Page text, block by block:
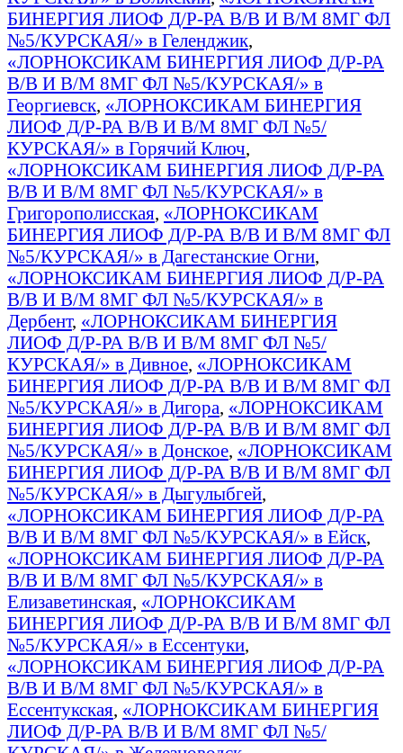
БИНЕРГИЯ ЛИОФ Д/Р-РА В/В И В/М 8МГ ФЛ
№5/КУРСКАЯ/» в Геленджик,
«ЛОРНОКСИКАМ БИНЕРГИЯ ЛИОФ Д/Р-РА
В/В И В/М 8МГ ФЛ №5/КУРСКАЯ/» в
Георгиевск, «ЛОРНОКСИКАМ БИНЕРГИЯ
ЛИОФ Д/Р-РА В/В И В/М 8МГ ФЛ №5/
КУРСКАЯ/» в Горячий Ключ,
«ЛОРНОКСИКАМ БИНЕРГИЯ ЛИОФ Д/Р-РА
В/В И В/М 8МГ ФЛ №5/КУРСКАЯ/» в
Григорополисская, «ЛОРНОКСИКАМ
БИНЕРГИЯ ЛИОФ Д/Р-РА В/В И В/М 8МГ ФЛ
№5/КУРСКАЯ/» в Дагестанские Огни,
«ЛОРНОКСИКАМ БИНЕРГИЯ ЛИОФ Д/Р-РА
В/В И В/М 8МГ ФЛ №5/КУРСКАЯ/» в
Дербент, «ЛОРНОКСИКАМ БИНЕРГИЯ
ЛИОФ Д/Р-РА В/В И В/М 8МГ ФЛ №5/
КУРСКАЯ/» в Дивное, «ЛОРНОКСИКАМ
БИНЕРГИЯ ЛИОФ Д/Р-РА В/В И В/М 8МГ ФЛ
№5/КУРСКАЯ/» в Дигора, «ЛОРНОКСИКАМ
БИНЕРГИЯ ЛИОФ Д/Р-РА В/В И В/М 8МГ ФЛ
№5/КУРСКАЯ/» в Донское, «ЛОРНОКСИКАМ
БИНЕРГИЯ ЛИОФ Д/Р-РА В/В И В/М 8МГ ФЛ
№5/КУРСКАЯ/» в Дыгулыбгей,
«ЛОРНОКСИКАМ БИНЕРГИЯ ЛИОФ Д/Р-РА
В/В И В/М 8МГ ФЛ №5/КУРСКАЯ/» в Ейск,
«ЛОРНОКСИКАМ БИНЕРГИЯ ЛИОФ Д/Р-РА
В/В И В/М 8МГ ФЛ №5/КУРСКАЯ/» в
Елизаветинская, «ЛОРНОКСИКАМ
БИНЕРГИЯ ЛИОФ Д/Р-РА В/В И В/М 8МГ ФЛ
№5/КУРСКАЯ/» в Ессентуки,
«ЛОРНОКСИКАМ БИНЕРГИЯ ЛИОФ Д/Р-РА
В/В И В/М 8МГ ФЛ №5/КУРСКАЯ/» в
Ессентукская, «ЛОРНОКСИКАМ БИНЕРГИЯ
ЛИОФ Д/Р-РА В/В И В/М 8МГ ФЛ №5/